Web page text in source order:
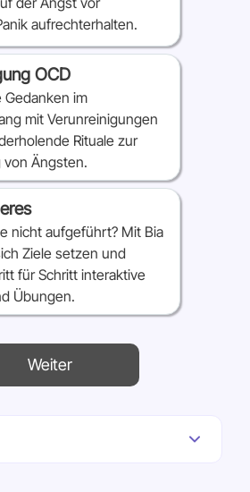
aufrechterhalten.
OCD
Gedanken im
mit Verunreinigungen
Rituale zur
von Ängsten.
nicht aufgeführt? Mit Bia
Ziele setzen und
für Schritt interaktive
Übungen.
Weiter